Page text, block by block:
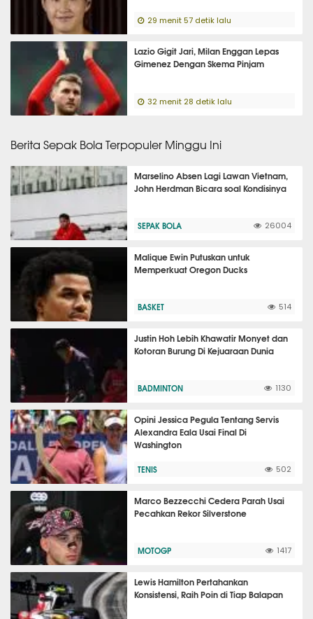
29 menit 57 detik lalu
Lazio Gigit Jari, Milan Enggan Lepas
Gimenez Dengan Skema Pinjam
32 menit 28 detik lalu
Berita Sepak Bola Terpopuler Minggu Ini
Marselino Absen Lagi Lawan Vietnam,
John Herdman Bicara soal Kondisinya
SEPAK BOLA 26004
Malique Ewin Putuskan untuk
Memperkuat Oregon Ducks
BASKET 514
Justin Hoh Lebih Khawatir Monyet dan
Kotoran Burung Di Kejuaraan Dunia
BADMINTON 1130
Opini Jessica Pegula Tentang Servis
Alexandra Eala Usai Final Di
Washington
TENIS 502
Marco Bezzecchi Cedera Parah Usai
Pecahkan Rekor Silverstone
MOTOGP 1417
Lewis Hamilton Pertahankan
Konsistensi, Raih Poin di Tiap Balapan